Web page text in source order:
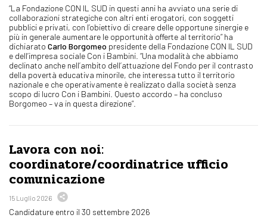
“La Fondazione CON IL SUD in questi anni ha avviato una serie di
collaborazioni strategiche con altri enti erogatori, con soggetti
pubblici e privati, con l’obiettivo di creare delle opportune sinergie e
più in generale aumentare le opportunità offerte al territorio” ha
dichiarato Carlo Borgomeo presidente della Fondazione CON IL SUD
e dell’impresa sociale Con i Bambini. “Una modalità che abbiamo
declinato anche nell’ambito dell’attuazione del Fondo per il contrasto
della povertà educativa minorile, che interessa tutto il territorio
nazionale e che operativamente è realizzato dalla società senza
scopo di lucro Con i Bambini. Questo accordo – ha concluso
Borgomeo – va in questa direzione”.
Lavora con noi:
coordinatore/coordinatrice ufficio
comunicazione
15 Luglio 2026
Candidature entro il 30 settembre 2026